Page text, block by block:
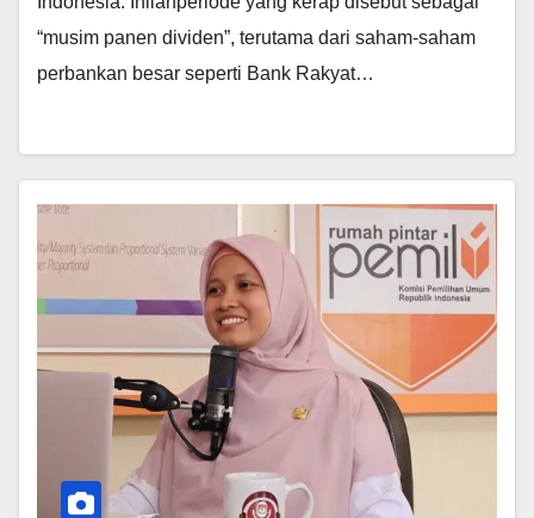
“musim panen dividen”, terutama dari saham-saham
perbankan besar seperti Bank Rakyat…